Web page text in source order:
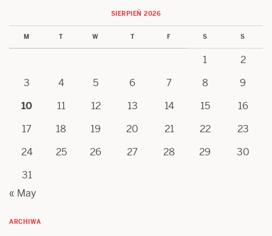
SIERPIEŃ 2026
M T W T F S S
1
2
3
4 5 6 7 8
9
10
11 12 13 14 15
16
17
18 19 20 21 22
23
24
25 26 27 28 29
30
31
« May
ARCHIWA